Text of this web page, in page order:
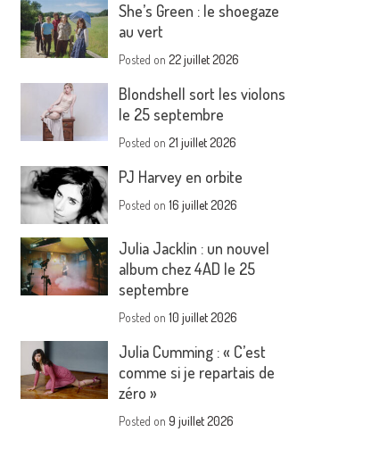
She’s Green : le shoegaze
au vert
Posted on22 juillet 2026
Blondshell sort les violons
le 25 septembre
Posted on21 juillet 2026
PJ Harvey en orbite
Posted on16 juillet 2026
Julia Jacklin : un nouvel
album chez 4AD le 25
septembre
Posted on10 juillet 2026
Julia Cumming : « C’est
comme si je repartais de
zéro »
Posted on9 juillet 2026